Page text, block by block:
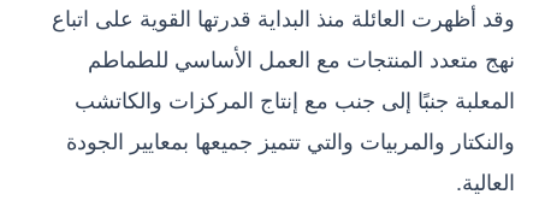
وقد أظهرت العائلة منذ البداية قدرتها القوية على اتباع
نهج متعدد المنتجات مع العمل الأساسي للطماطم
المعلبة جنبًا إلى جنب مع إنتاج المركزات والكاتشب
والنكتار والمربيات والتي تتميز جميعها بمعايير الجودة
العالية.